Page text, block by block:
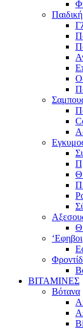
‘Εφηβοι
ΒΙΤΑΜΙΝΕΣ
Βότανα